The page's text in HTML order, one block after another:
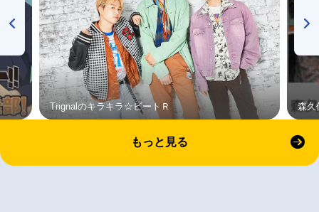
Trignalのキラキラ☆ビートＲ 森久
もっと見る